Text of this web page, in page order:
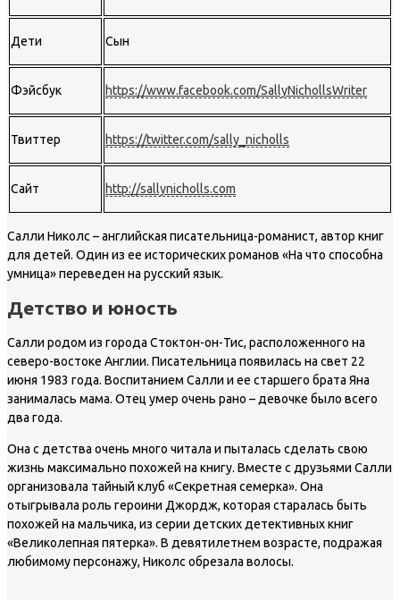
Дети Сын
Фэйсбук https://www.facebook.com/SallyNichollsWriter
Твиттер https://twitter.com/sally_nicholls
Сайт http://sallynicholls.com
Салли Николс – английская писательница-романист, автор книг
для детей. Один из ее исторических романов «На что способна
умница» переведен на русский язык.
Детство и юность
Салли родом из города Стоктон-он-Тис, расположенного на
северо-востоке Англии. Писательница появилась на свет 22
июня 1983 года. Воспитанием Салли и ее старшего брата Яна
занималась мама. Отец умер очень рано – девочке было всего
два года.
Она с детства очень много читала и пыталась сделать свою
жизнь максимально похожей на книгу. Вместе с друзьями Салли
организовала тайный клуб «Секретная семерка». Она
отыгрывала роль героини Джордж, которая старалась быть
похожей на мальчика, из серии детских детективных книг
«Великолепная пятерка». В девятилетнем возрасте, подражая
любимому персонажу, Николс обрезала волосы.